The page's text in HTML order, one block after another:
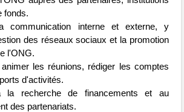
fonds.
communication interne et externe, y
des réseaux sociaux et la promotion
l'ONG.
les réunions, rédiger les comptes
d'activités.
la recherche de financements et au
des partenariats.